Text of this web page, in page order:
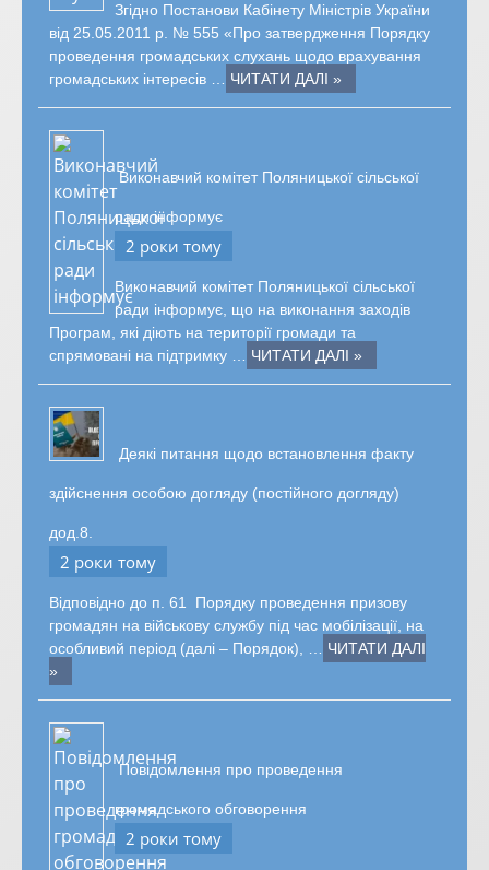
Згідно Постанови Кабінету Міністрів України
від 25.05.2011 р. № 555 «Про затвердження Порядку
проведення громадських слухань щодо врахування
громадських інтересів …
ЧИТАТИ ДАЛІ »
Виконавчий комітет Поляницької сільської
ради інформує
2 роки тому
Виконавчий комітет Поляницької сільської
ради інформує, що на виконання заходів
Програм, які діють на території громади та
спрямовані на підтримку …
ЧИТАТИ ДАЛІ »
Деякі питання щодо встановлення факту
здійснення особою догляду (постійного догляду)
дод.8.
2 роки тому
Відповідно до п. 61 Порядку проведення призову
громадян на військову службу під час мобілізації, на
особливий період (далі – Порядок), …
ЧИТАТИ ДАЛІ
»
Повідомлення про проведення
громадського обговорення
2 роки тому